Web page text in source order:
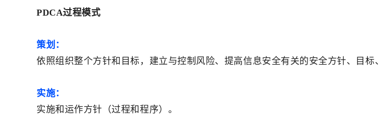
PDCA过程模式
策划：
依照组织整个方针和目标，建立与控制风险、提高信息安全有关的安全方针、目标
实施：
实施和运作方针（过程和程序）。